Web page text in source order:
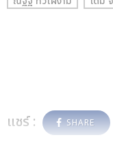
แชร์ : SHARE